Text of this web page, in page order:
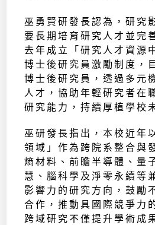
巫勇賢研發長認為，研究
要長期培育研究人才並完
去年成立「研究人才資源
博士後研究員激勵制度，
博士後研究員，透過多元
人才，協助年輕研究者在
研究能力，持續厚植學校
巫研發長指出，本校近年
領域」作為跨院系整合與
熵材料、前瞻半導體、量
慧、腦科學及淨零永續等
影響力的研究方向，鼓勵
合作，推動具國際競爭力
跨域研究不僅提升學術成